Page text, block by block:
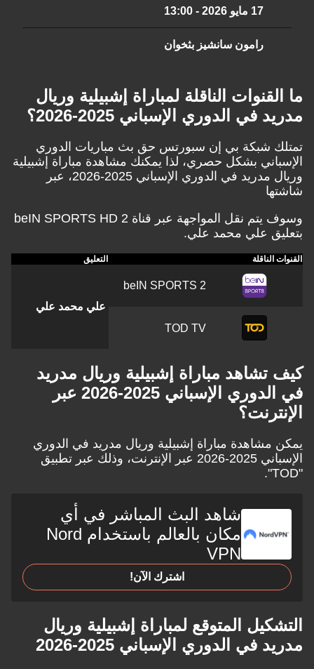
17 مايو 2026 -
13:00
رامون سانشيز بثخوان
ما القنوات الناقلة لمباراة إشبيلية وريال
مدريد في الدوري الإسباني 2025-2026؟
تمتلك شبكة بي إن سبورتس حق بث مباريات الدوري
الإسباني بشكل حصري، لذا يمكنك مشاهدة مباراة إشبيلية
وريال مدريد في الدوري الإسباني 2025-2026، عبر
شاشتها
وسوف يتم نقل المواجهة عبر قناة beIN SPORTS HD 2
بتعليق علي محمد علي.
القنوات الناقلة التعليق
beIN SPORTS 2
علي محمد علي
TOD TV
كيف تشاهد مباراة إشبيلية وريال مدريد
في الدوري الإسباني 2025-2026 عبر
الإنترنت؟
يمكن مشاهدة مباراة إشبيلية وريال مدريد في الدوري
الإسباني 2025-2026 عبر الإنترنت، وذلك عبر تطبيق
"TOD".
شاهد البث المباشر في أي
مكان بالعالم باستخدام Nord
VPN
اشترك الآن!
التشكيل المتوقع لمباراة إشبيلية وريال
مدريد في الدوري الإسباني 2025-2026